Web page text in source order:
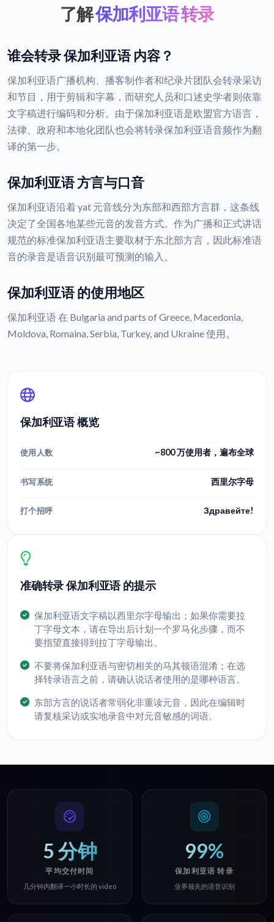
了解保加利亚语 转录
谁会转录 保加利亚语 内容？
保加利亚语广播机构、播客制作者和纪录片团队会转录采访
和节目，用于剪辑和字幕，而研究人员和口述史学者则依靠
文字稿进行编码和分析。由于保加利亚语是欧盟官方语言，
法律、政府和本地化团队也会将转录保加利亚语音频作为翻
译的第一步。
保加利亚语 方言与口音
保加利亚语沿着 yat 元音线分为东部和西部方言群，这条线
决定了全国各地某些元音的发音方式。作为广播和正式讲话
规范的标准保加利亚语主要取材于东北部方言，因此标准语
音的录音是语音识别最可预测的输入。
保加利亚语 的使用地区
保加利亚语 在 Bulgaria and parts of Greece, Macedonia,
Moldova, Romaina, Serbia, Turkey, and Ukraine 使用。
保加利亚语 概览
使用人数 ~800 万使用者，遍布全球
书写系统 西里尔字母
打个招呼 Здравейте!
准确转录 保加利亚语 的提示
保加利亚语文字稿以西里尔字母输出；如果你需要拉
丁字母文本，请在导出后计划一个罗马化步骤，而不
要指望直接得到拉丁字母输出。
不要将保加利亚语与密切相关的马其顿语混淆；在选
择转录语言之前，请确认说话者使用的是哪种语言。
东部方言的说话者常弱化非重读元音，因此在编辑时
请复核采访或实地录音中对元音敏感的词语。
5 分钟
平均交付时间
几分钟内翻译一小时长的 video
99%
保加利亚语 转录
业界领先的语音识别